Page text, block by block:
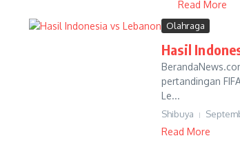
Read More
Olahraga
Hasil
pertandingan
Le...
Shibuya
Read More